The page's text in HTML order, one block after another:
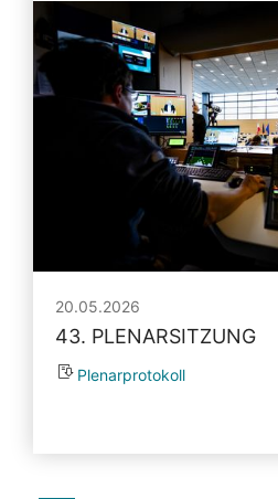
20.05.2026
43. PLENARSITZUNG
Plenarprotokoll